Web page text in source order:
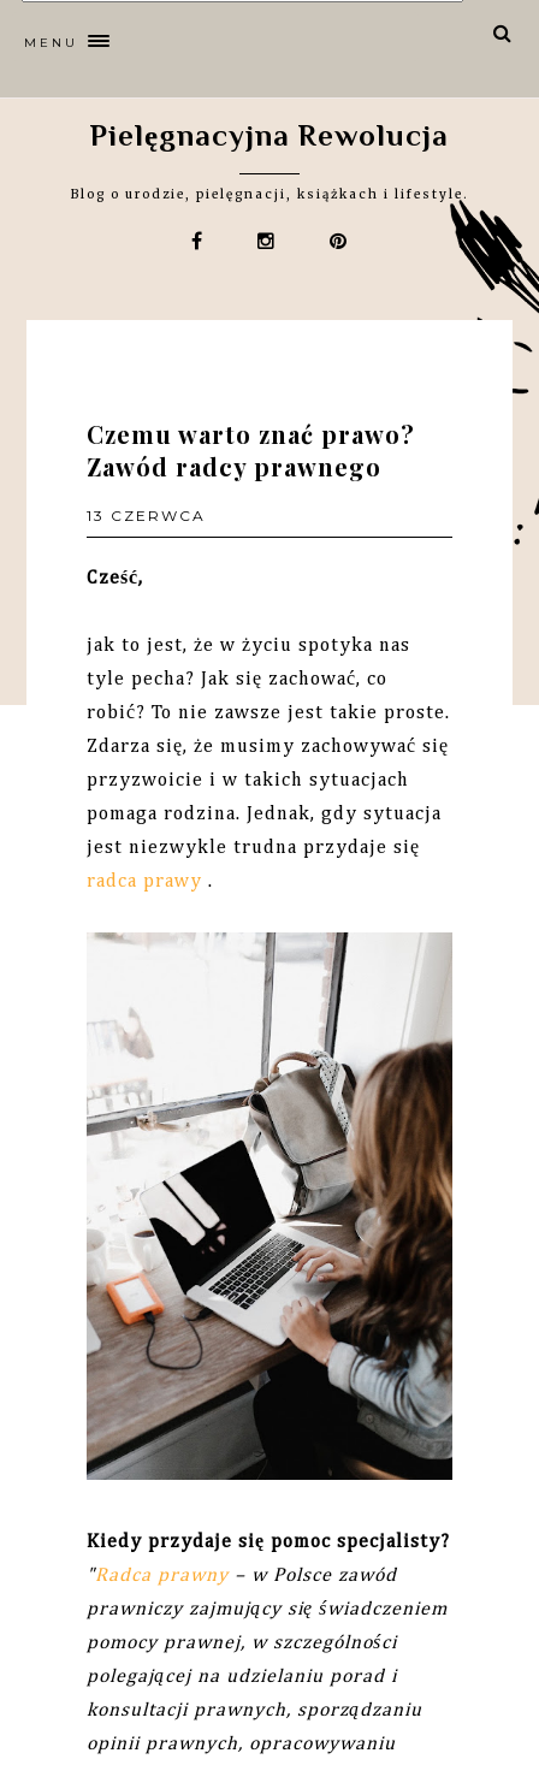
MENU
Pielęgnacyjna Rewolucja
Blog o urodzie, pielęgnacji, książkach i lifestyle.
Czemu warto znać prawo?
Zawód radcy prawnego
13 CZERWCA
Cześć,
jak to jest, że w życiu spotyka nas
tyle pecha? Jak się zachować, co
robić? To nie zawsze jest takie proste.
Zdarza się, że musimy zachowywać się
przyzwoicie i w takich sytuacjach
pomaga rodzina. Jednak, gdy sytuacja
jest niezwykle trudna przydaje się
radca prawy .
Kiedy przydaje się pomoc specjalisty?
"Radca prawny– w Polsce zawód
prawniczy zajmujący się świadczeniem
pomocy prawnej, w szczególności
polegającej na udzielaniu porad i
konsultacji prawnych, sporządzaniu
opinii prawnych, opracowywaniu